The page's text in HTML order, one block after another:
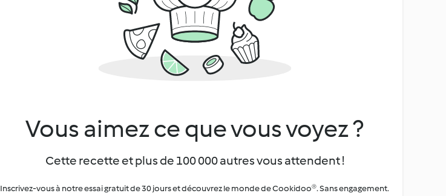
Vous aimez ce que vous voyez ?
Cette recette et plus de 100 000 autres vous attendent !
Inscrivez-vous à notre essai gratuit de 30 jours et découvrez le monde de Cookidoo®. Sans engagement.